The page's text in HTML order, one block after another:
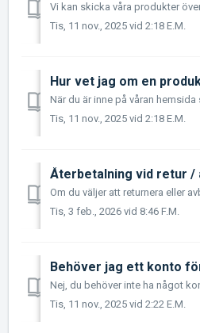
Tis, 11 nov., 2025 vid 2:18 E.M.
Hur vet jag om en
Tis, 11 nov., 2025 vid 2:18 E.M.
Återbetalning vid retur /
Tis, 3 feb., 2026 vid 8:46 F.M.
Behöver jag ett konto
Tis, 11 nov., 2025 vid 2:22 E.M.